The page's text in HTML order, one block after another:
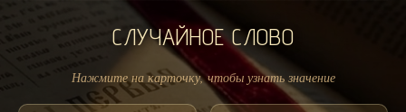
СЛУЧАЙНОЕ СЛОВО
Нажмите на карточку, чтобы узнать значение